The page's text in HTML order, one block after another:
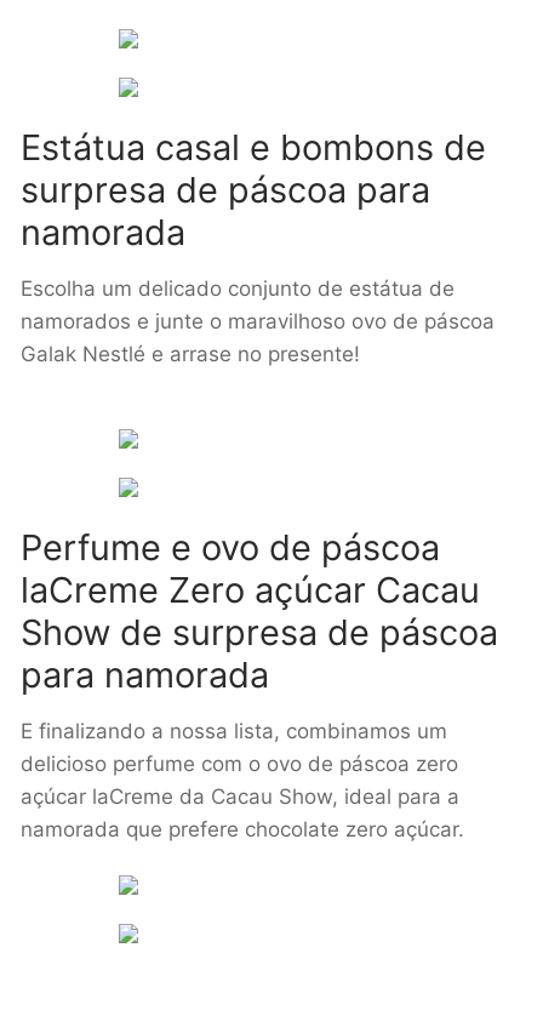
Estátua casal e bombons de
surpresa de páscoa para
namorada
Escolha um delicado conjunto de estátua de
namorados e junte o maravilhoso ovo de páscoa
Galak Nestlé e arrase no presente!
Perfume e ovo de páscoa
laCreme Zero açúcar Cacau
Show de surpresa de páscoa
para namorada
E finalizando a nossa lista, combinamos um
delicioso perfume com o ovo de páscoa zero
açúcar laCreme da Cacau Show, ideal para a
namorada que prefere chocolate zero açúcar.